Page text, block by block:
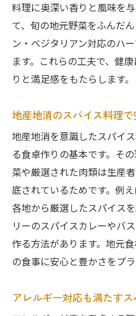
料理に奥深い香りと風味を
て、旬の地元野菜をふんだ
ン・ベジタリアン対応のハ
ます。これらの工夫で、健
りと満足感をもたらします。
地産地消のスパイス料理
地産地消を意識したスパイ
る食卓作りの基本です。そ
菜や厳選された肉類は生産
底されているためです。例
各地から厳選したスパイス
リーのスパイスカレーやバ
作る方法があります。地元
の食事に安心と豊かさをプラ
アレルギー対応も満たす